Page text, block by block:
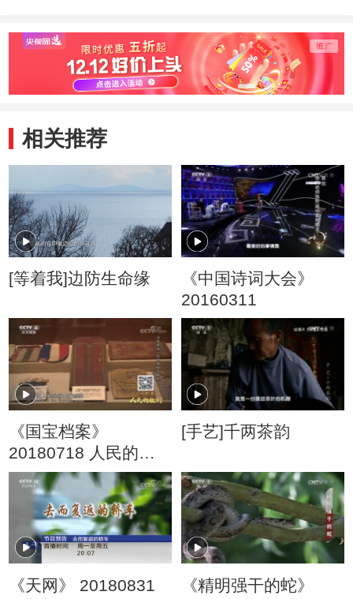
相关推荐
[等着我]边防生命缘
《中国诗词大会》
20160311
《国宝档案》
20180718 人民的胜
利·决战淮海——百姓
争相去参军
[手艺]千两茶韵
《天网》 20180831
《精明强干的蛇》